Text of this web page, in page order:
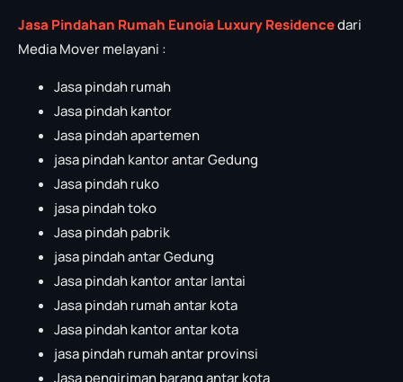
Jasa Pindahan Rumah Eunoia Luxury Residencedari
Media Mover melayani :
Jasa pindah rumah
Jasa pindah kantor
Jasa pindah apartemen
jasa pindah kantor antar Gedung
Jasa pindah ruko
jasa pindah toko
Jasa pindah pabrik
jasa pindah antar Gedung
Jasa pindah kantor antar lantai
Jasa pindah rumah antar kota
Jasa pindah kantor antar kota
jasa pindah rumah antar provinsi
Jasa pengiriman barang antar kota